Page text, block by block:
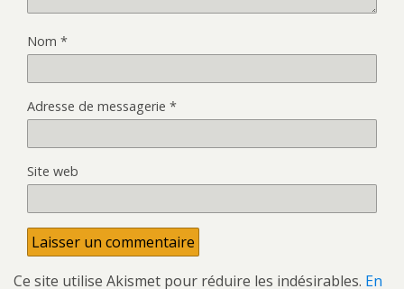
Nom *
Adresse de messagerie *
Site web
Ce site utilise Akismet pour réduire les indésirables. En